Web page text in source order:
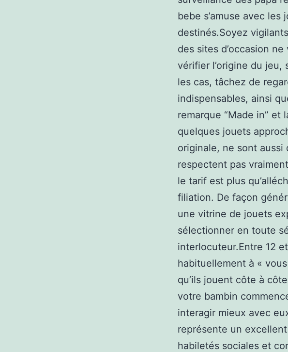
bebe s’amuse avec
destinés.Soyez
des sites d’occasion
vérifier l’origine du jeu,
les cas, tâchez de
indispensables, ainsi
remarque “Made in” et
quelques jouets
originale, ne sont
respectent pas
le tarif est plus
filiation. De façon
une vitrine de jouets
sélectionner en toute
interlocuteur.Entre 12
habituellement à «
qu’ils jouent côte à
votre bambin
interagir mieux avec
représente un
habiletés sociales et